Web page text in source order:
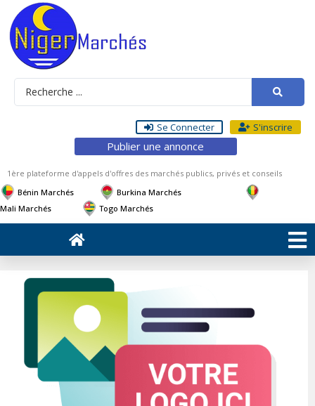
Se Connecter S'inscrire
Publier une annonce
1ère plateforme d'appels d'offres des marchés publics, privés et conseils
Bénin Marchés
Burkina Marchés
Mali Marchés
Togo Marchés